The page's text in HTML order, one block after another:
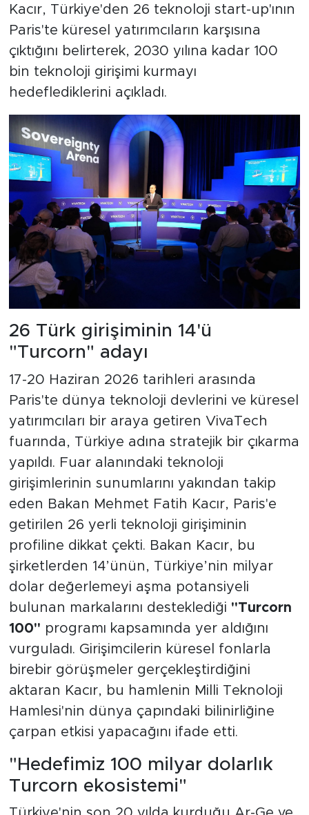
Kacır, Türkiye'den 26 teknoloji start-up'ının
Paris'te küresel yatırımcıların karşısına
çıktığını belirterek, 2030 yılına kadar 100
bin teknoloji girişimi kurmayı
hedeflediklerini açıkladı.
26 Türk girişiminin 14'ü
"Turcorn" adayı
17-20 Haziran 2026 tarihleri arasında
Paris'te dünya teknoloji devlerini ve küresel
yatırımcıları bir araya getiren VivaTech
fuarında, Türkiye adına stratejik bir çıkarma
yapıldı. Fuar alanındaki teknoloji
girişimlerinin sunumlarını yakından takip
eden Bakan Mehmet Fatih Kacır, Paris'e
getirilen 26 yerli teknoloji girişiminin
profiline dikkat çekti. Bakan Kacır, bu
şirketlerden 14’ünün, Türkiye’nin milyar
dolar değerlemeyi aşma potansiyeli
bulunan markalarını desteklediği "Turcorn
100" programı kapsamında yer aldığını
vurguladı. Girişimcilerin küresel fonlarla
birebir görüşmeler gerçekleştirdiğini
aktaran Kacır, bu hamlenin Milli Teknoloji
Hamlesi'nin dünya çapındaki bilinirliğine
çarpan etkisi yapacağını ifade etti.
"Hedefimiz 100 milyar dolarlık
Turcorn ekosistemi"